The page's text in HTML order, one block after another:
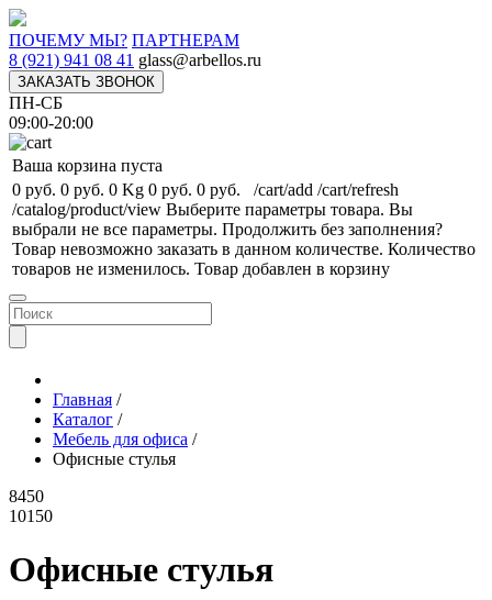
ПОЧЕМУ МЫ? ПАРТНЕРАМ
8 (921) 941 08 41 glass@arbellos.ru
ЗАКАЗАТЬ ЗВОНОК
ПН-СБ
09:00-20:00
Ваша корзина пуста
0 руб. 0 руб. 0 Kg 0 руб. 0 руб. /cart/add /cart/refresh
/catalog/product/view Выберите параметры товара. Вы
выбрали не все параметры. Продолжить без заполнения?
Товар невозможно заказать в данном количестве. Количество
товаров не изменилось. Товар добавлен в корзину
Главная /
Каталог /
Мебель для офиса /
Офисные стулья
8450
10150
Офисные стулья